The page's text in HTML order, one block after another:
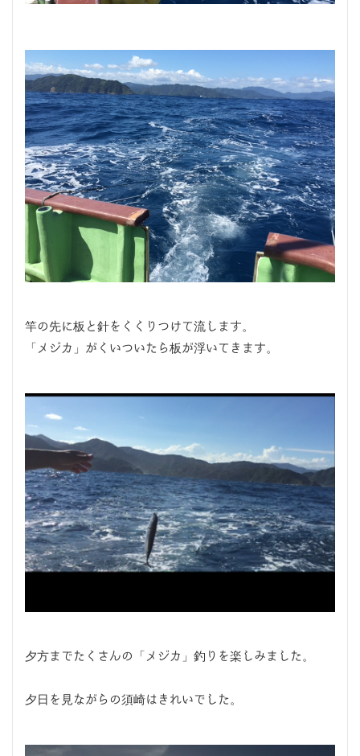
竿の先に板と針をくくりつけて流します。
「メジカ」がくいついたら板が浮いてきます。
夕方までたくさんの「メジカ」釣りを楽しみました。
夕日を見ながらの須崎はきれいでした。